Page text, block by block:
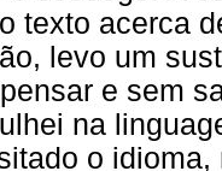
texto acerca
levo um
e sem
na
o